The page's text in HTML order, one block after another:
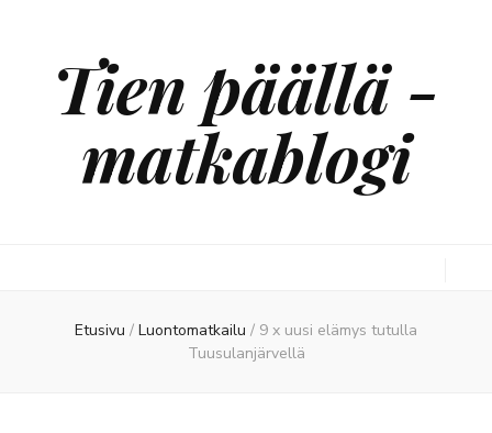
Tien päällä -
matkablogi
Etusivu / Luontomatkailu / 9 x uusi elämys tutulla
Tuusulanjärvellä